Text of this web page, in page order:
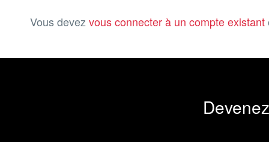
Vous devez vous connecter à un compte existant